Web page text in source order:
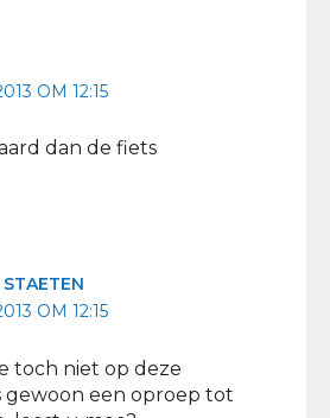
OM 12:15
dan de fiets
OM 12:15
toch niet op deze
gewoon een oproep tot